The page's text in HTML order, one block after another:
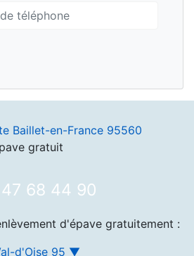
Baillet-en-France 95560
gratuit
68 44 90
d'épave gratuitement :
d'Oise 95 ▼